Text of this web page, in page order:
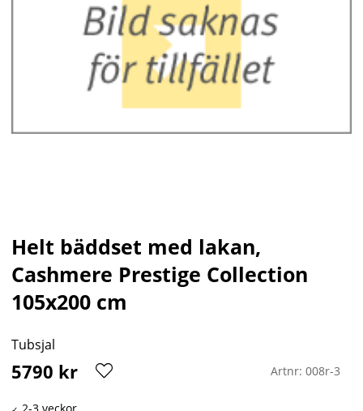
Helt bäddset med lakan,
Cashmere Prestige Collection
105x200 cm
Tubsjal
5790 kr Artnr: 008r-3